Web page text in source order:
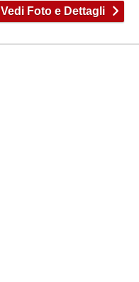
Vedi Foto e Dettagli